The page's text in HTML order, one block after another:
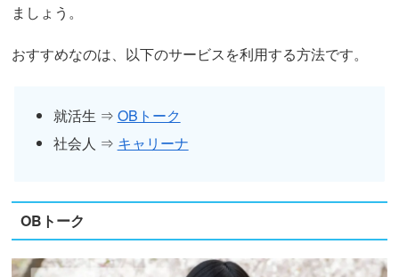
ましょう。
おすすめなのは、以下のサービスを利用する方法です。
就活生 ⇒ OBトーク
社会人 ⇒ キャリーナ
OBトーク